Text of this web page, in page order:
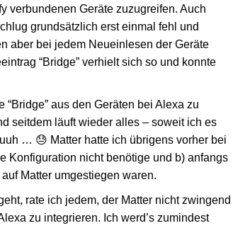
verbundenen Geräte zuzugreifen. Auch
grundsätzlich erst einmal fehl und
aber bei jedem Neueinlesen der Geräte
“Bridge” verhielt sich so und konnte
aus den Geräten bei Alexa zu
seitdem läuft wieder alles – soweit ich es
… 😓 Matter hatte ich übrigens vorher bei
Konfiguration nicht benötige und b) anfangs
Matter umgestiegen waren.
rate ich jedem, der Matter nicht zwingend
zu integrieren. Ich werd’s zumindest